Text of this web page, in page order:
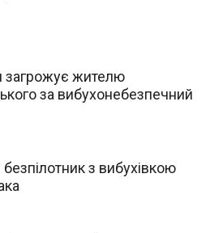
загрожує жителю
за вибухонебезпечний
з вибухівкою